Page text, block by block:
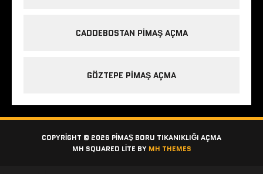
CADDEBOSTAN PIMAŞ AÇMA
GÖZTEPE PIMAŞ AÇMA
COPYRIGHT © 2026 PIMAŞ BORU TIKANIKLIĞI AÇMA
MH SQUARED LITE BY MH THEMES